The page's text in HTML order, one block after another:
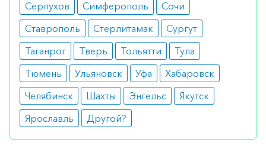
Серпухов
Симферополь
Сочи
Ставрополь
Стерлитамак
Сургут
Таганрог
Тверь Тольятти
Тула
Тюмень
Ульяновск Уфа
Хабаровск
Челябинск
Шахты Энгельс
Якутск
Ярославль
Другой?